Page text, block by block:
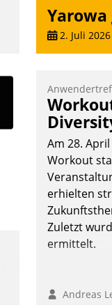
Yarowa
2. Juli 2026
Am 28.
Workout
erhielten
Zuletzt
ermittelt.
Andreas